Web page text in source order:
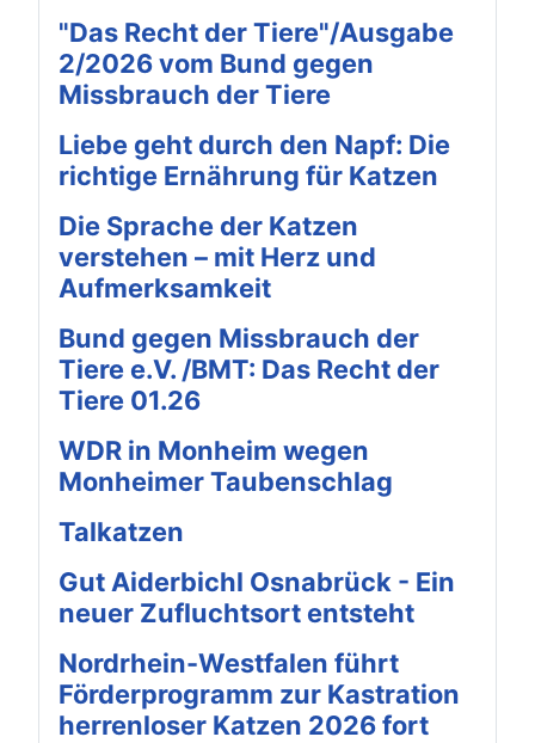
"Das Recht der Tiere"/Ausgabe
2/2026 vom Bund gegen
Missbrauch der Tiere
Liebe geht durch den Napf: Die
richtige Ernährung für Katzen
Die Sprache der Katzen
verstehen – mit Herz und
Aufmerksamkeit
Bund gegen Missbrauch der
Tiere e.V. /BMT: Das Recht der
Tiere 01.26
WDR in Monheim wegen
Monheimer Taubenschlag
Talkatzen
Gut Aiderbichl Osnabrück - Ein
neuer Zufluchtsort entsteht
Nordrhein-Westfalen führt
Förderprogramm zur Kastration
herrenloser Katzen 2026 fort